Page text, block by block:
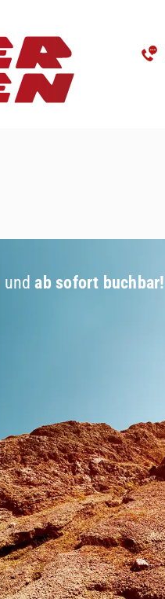
undab sofort buchbar!